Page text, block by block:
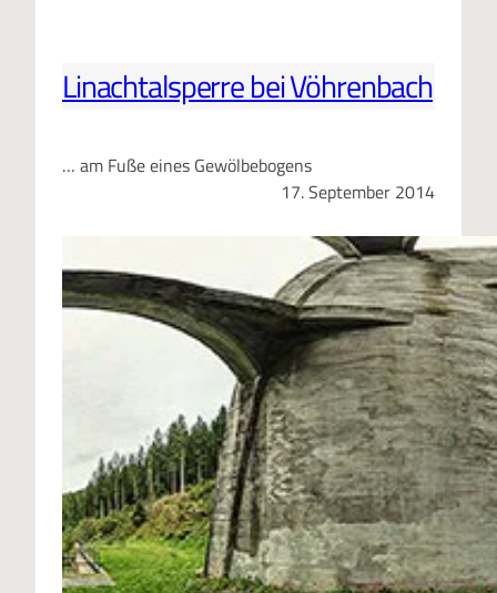
Linachtalsperre bei Vöhrenbach
… am Fuße eines Gewölbebogens
17. September 2014